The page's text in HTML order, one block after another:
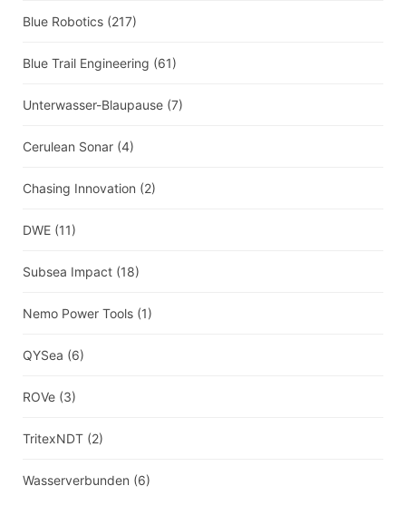
Blue Robotics (217)
Blue Trail Engineering (61)
Unterwasser-Blaupause (7)
Cerulean Sonar (4)
Chasing Innovation (2)
DWE (11)
Subsea Impact (18)
Nemo Power Tools (1)
QYSea (6)
ROVe (3)
TritexNDT (2)
Wasserverbunden (6)